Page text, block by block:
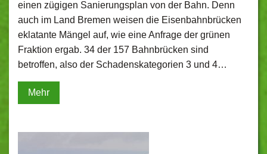
einen zügigen Sanierungsplan von der Bahn. Denn
auch im Land Bremen weisen die Eisenbahnbrücken
eklatante Mängel auf, wie eine Anfrage der grünen
Fraktion ergab. 34 der 157 Bahnbrücken sind
betroffen, also der Schadenskategorien 3 und 4…
Mehr